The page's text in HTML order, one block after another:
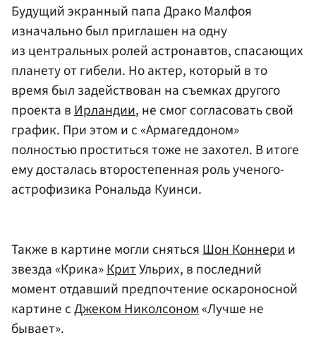
Будущий экранный папа Драко Малфоя
изначально был приглашен на одну
из центральных ролей астронавтов, спасающих
планету от гибели. Но актер, который в то
время был задействован на съемках другого
проекта вИрландии, не смог согласовать свой
график. При этом и с «Армагеддоном»
полностью проститься тоже не захотел. В итоге
ему досталась второстепенная роль ученого-
астрофизика Рональда Куинси.
Также в картине могли снятьсяШон Коннерии
звезда «Крика»КритУльрих, в последний
момент отдавший предпочтение оскароносной
картине сДжеком Николсоном«Лучше не
бывает».